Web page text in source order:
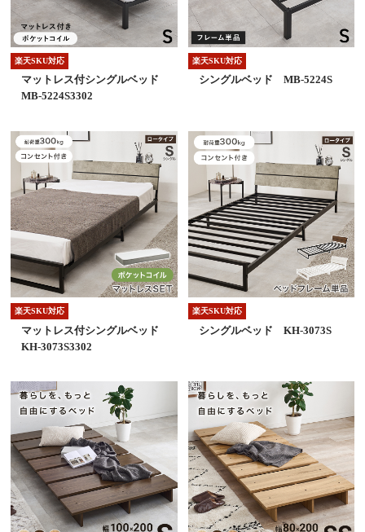
楽天SKU対応
マットレス付シングルベッド
MB-5224S3302
楽天SKU対応
シングルベッド MB-5224S
楽天SKU対応
マットレス付シングルベッド
KH-3073S3302
楽天SKU対応
シングルベッド KH-3073S